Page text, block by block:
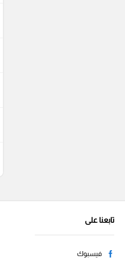
تابعنا على
فيسبوك